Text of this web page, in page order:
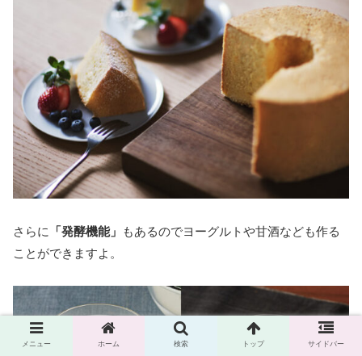
さらに 「発酵機能」
もあるのでヨーグルトや甘酒なども作る
ことができますよ。
メニュー ホーム 検索 トップ サイドバー